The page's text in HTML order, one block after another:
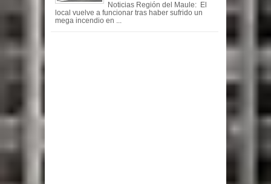
Noticias Región del Maule: El
local vuelve a funcionar tras haber sufrido un
mega incendio en ...